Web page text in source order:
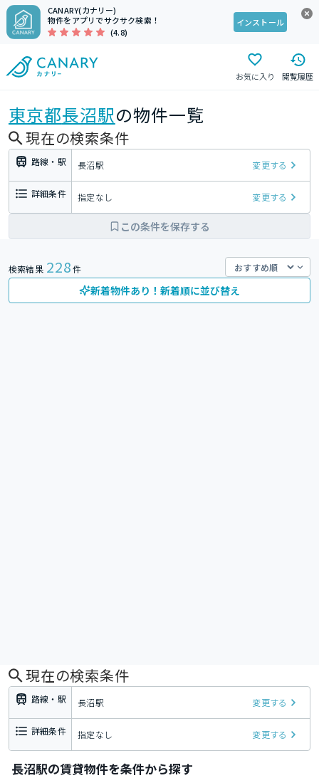
CANARY(カナリー)
物件をアプリでサクサク検索！
(4.8)
インストール
お気に入り 閲覧履歴
東京都長沼駅の物件一覧
現在の検索条件
路線・駅 長沼駅 変更する
詳細条件 指定なし 変更する
この条件を保存する
検索結果 228件
新着物件あり！新着順に並び替え
現在の検索条件
路線・駅 長沼駅 変更する
詳細条件 指定なし 変更する
長沼駅の賃貸物件を条件から探す